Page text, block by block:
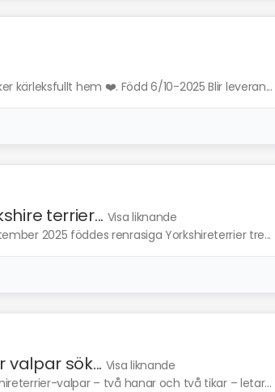
kärleksfullt hem ❤️. Född 6/10-2025 Blir leveran...
terrier... Visa liknande
2025 föddes renrasiga Yorkshireterrier tre...
valpar sök... Visa liknande
valpar – två hanar och två tikar – letar...